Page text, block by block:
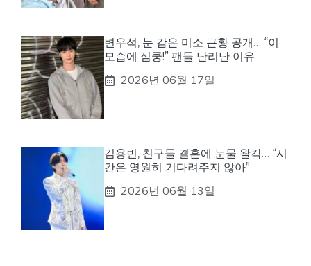
변우석, 눈 감은 미소 근황 공개… “이
모습에 심쿵!” 팬들 난리난 이유
2026년 06월 17일
김용빈, 친구들 결혼에 눈물 왈칵… “시
간은 영원히 기다려주지 않아”
2026년 06월 13일